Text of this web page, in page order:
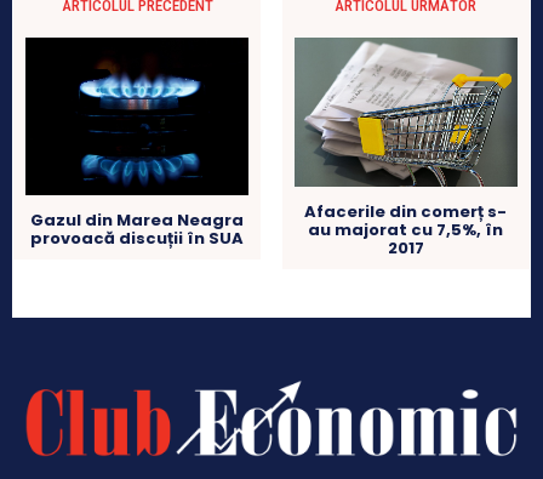
ARTICOLUL PRECEDENT
Gazul din Marea Neagra
provoacă discuții în SUA
ARTICOLUL URMĂTOR
Afacerile din comerț s-
au majorat cu 7,5%, în
2017